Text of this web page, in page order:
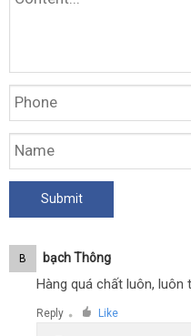
B Bạch Thông
Hàng quá chất luôn, luôn
Reply ● Like